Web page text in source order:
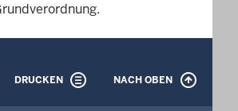
DRUCKEN NACH OBEN